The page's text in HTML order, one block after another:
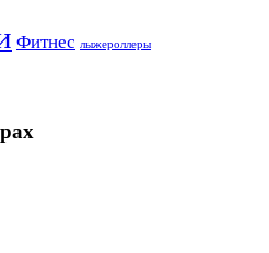
Фитнес лыжероллеры